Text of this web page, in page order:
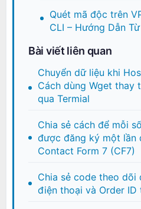
Quét mã độc trên
CLI – Hướng Dẫn
Bài viết liên quan
Chuyển dữ liệu khi
Cách dùng Wget thay
qua Termial
Chia sẻ cách để mỗi
được đăng ký một lần
Contact Form 7 (CF7)
Chia sẻ code theo dõi
điện thoại và Order ID